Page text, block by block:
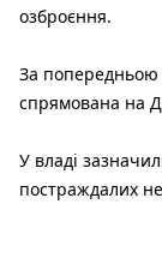
озброєння.
За попередньою
спрямована на
У владі
постраждалих